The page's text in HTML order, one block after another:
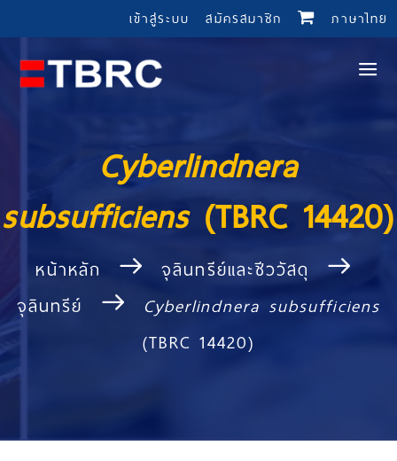
เข้าสู่ระบบ สมัครสมาชิก ภาษาไทย
Cyberlindnera
subsufficiens (TBRC 14420)
หน้าหลัก
จุลินทรีย์และชีววัสดุ
จุลินทรีย์
Cyberlindnera subsufficiens
(TBRC 14420)